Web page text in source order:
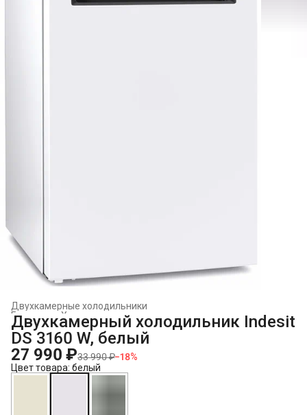
Двухкамерные холодильники
Холодильники и морозильники
Главная
Двухкамерный холодильник Indesit
DS 3160 W, белый
27 990 ₽33 990 ₽−18%
Цвет товара: белый